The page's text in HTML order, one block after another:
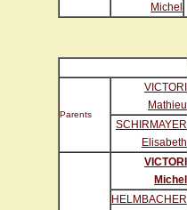
Michel
Parents
VICTORI
Mathieu
SCHIRMAYER
Elisabeth
VICTORI
Michel
HELMBACHER